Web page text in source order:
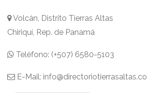
Volcán, Distrito Tierras Altas
Chiriquí, Rep. de Panamá
Teléfono: (+507) 6580-5103
E-Mail: